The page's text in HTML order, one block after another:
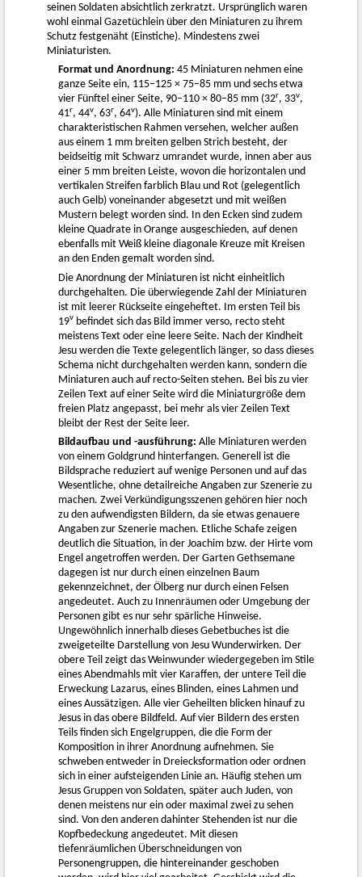
seinen Soldaten absichtlich zerkratzt. Ursprünglich waren
wohl einmal Gazetüchlein über den Miniaturen zu ihrem
Schutz festgenäht (Einstiche). Mindestens zwei
Miniaturisten.
Format und Anordnung: 45 Miniaturen nehmen eine
ganze Seite ein, 115–125 × 75–85 mm und sechs etwa
vier Fünftel einer Seite, 90–110 × 80–85 mm (32r, 33v,
41r, 44v, 63r, 64v). Alle Miniaturen sind mit einem
charakteristischen Rahmen versehen, welcher außen
aus einem 1 mm breiten gelben Strich besteht, der
beidseitig mit Schwarz umrandet wurde, innen aber aus
einer 5 mm breiten Leiste, wovon die horizontalen und
vertikalen Streifen farblich Blau und Rot (gelegentlich
auch Gelb) voneinander abgesetzt und mit weißen
Mustern belegt worden sind. In den Ecken sind zudem
kleine Quadrate in Orange ausgeschieden, auf denen
ebenfalls mit Weiß kleine diagonale Kreuze mit Kreisen
an den Enden gemalt worden sind.
Die Anordnung der Miniaturen ist nicht einheitlich
durchgehalten. Die überwiegende Zahl der Miniaturen
ist mit leerer Rückseite eingeheftet. Im ersten Teil bis
19v befindet sich das Bild immer verso, recto steht
meistens Text oder eine leere Seite. Nach der Kindheit
Jesu werden die Texte gelegentlich länger, so dass dieses
Schema nicht durchgehalten werden kann, sondern die
Miniaturen auch auf recto-Seiten stehen. Bei bis zu vier
Zeilen Text auf einer Seite wird die Miniaturgröße dem
freien Platz angepasst, bei mehr als vier Zeilen Text
bleibt der Rest der Seite leer.
Bildaufbau und -ausführung: Alle Miniaturen werden
von einem Goldgrund hinterfangen. Generell ist die
Bildsprache reduziert auf wenige Personen und auf das
Wesentliche, ohne detailreiche Angaben zur Szenerie zu
machen. Zwei Verkündigungsszenen gehören hier noch
zu den aufwendigsten Bildern, da sie etwas genauere
Angaben zur Szenerie machen. Etliche Schafe zeigen
deutlich die Situation, in der Joachim bzw. der Hirte vom
Engel angetroffen werden. Der Garten Gethsemane
dagegen ist nur durch einen einzelnen Baum
gekennzeichnet, der Ölberg nur durch einen Felsen
angedeutet. Auch zu Innenräumen oder Umgebung der
Personen gibt es nur sehr spärliche Hinweise.
Ungewöhnlich innerhalb dieses Gebetbuches ist die
zweigeteilte Darstellung von Jesu Wunderwirken. Der
obere Teil zeigt das Weinwunder wiedergegeben im Stile
eines Abendmahls mit vier Karaffen, der untere Teil die
Erweckung Lazarus, eines Blinden, eines Lahmen und
eines Aussätzigen. Alle vier Geheilten blicken hinauf zu
Jesus in das obere Bildfeld. Auf vier Bildern des ersten
Teils finden sich Engelgruppen, die die Form der
Komposition in ihrer Anordnung aufnehmen. Sie
schweben entweder in Dreiecksformation oder ordnen
sich in einer aufsteigenden Linie an. Häufig stehen um
Jesus Gruppen von Soldaten, später auch Juden, von
denen meistens nur ein oder maximal zwei zu sehen
sind. Von den anderen dahinter Stehenden ist nur die
Kopfbedeckung angedeutet. Mit diesen
tiefenräumlichen Überschneidungen von
Personengruppen, die hintereinander geschoben